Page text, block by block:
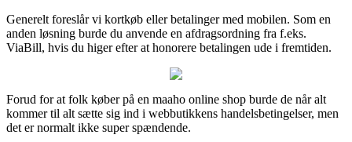
Generelt foreslår vi kortkøb eller betalinger med mobilen. Som en
anden løsning burde du anvende en afdragsordning fra f.eks.
ViaBill, hvis du higer efter at honorere betalingen ude i fremtiden.
Forud for at folk køber på en maaho online shop burde de når alt
kommer til alt sætte sig ind i webbutikkens handelsbetingelser, men
det er normalt ikke super spændende.